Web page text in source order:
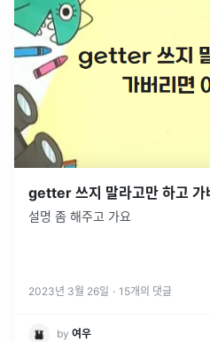
getter 쓰지 말라고만 하고 가
설명 좀 해주고 가요
2023년 3월 26일 · 15개의 댓글
by 여우